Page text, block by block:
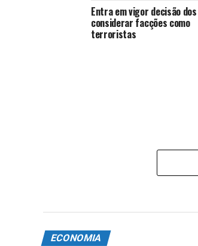
Entra em vigor decisão dos
considerar facções como
terroristas
ECONOMIA